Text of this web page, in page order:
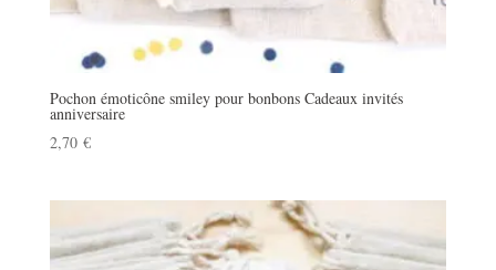
Pochon émoticône smiley pour bonbons Cadeaux invités
anniversaire
2,70 €